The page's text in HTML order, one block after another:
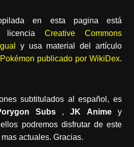
en esta pagina está
licenciaCreative Commons
y usa material del artículo
publicado por WikiDex.
subtitulados al español, es
Subs,JK Animey
podremos disfrutar de este
actuales. Gracias.